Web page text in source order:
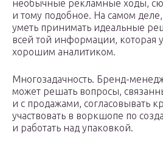
необычные рекламные ходы,
и тому подобное. На самом
уметь принимать идеальные
всей той информации, которая
хорошим аналитиком.
Многозадачность. Бренд-
может решать вопросы,
и с продажами, согласовывать
участвовать в воркшопе по
и работать над упаковкой.